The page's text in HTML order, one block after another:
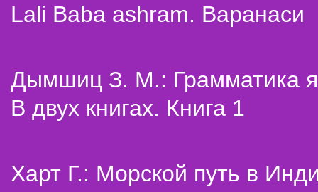
Lali Baba ashram. Варанаси
Дымшиц З. М.: Грамматика
В двух книгах. Книга 1
Харт Г.: Морской путь в